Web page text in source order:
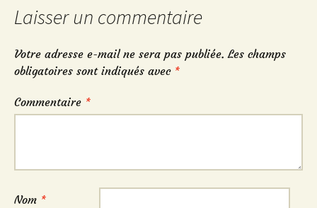
Laisser un commentaire
Votre adresse e-mail ne sera pas publiée. Les champs
obligatoires sont indiqués avec *
Commentaire *
Nom *